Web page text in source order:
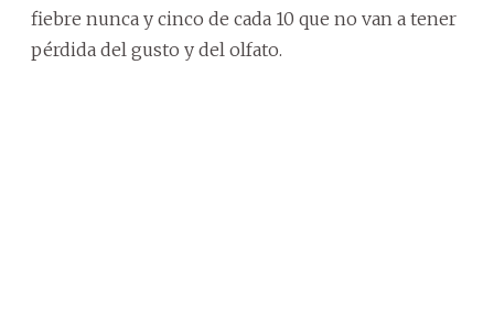
fiebre nunca y cinco de cada 10 que no van a tener
pérdida del gusto y del olfato.